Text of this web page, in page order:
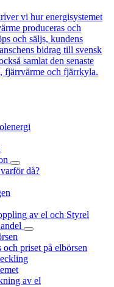
vi hur energisystemet
produceras och
och säljs, kundens
bidrag till svensk
samlat den senaste
fjärrvärme och fjärrkyla.
då?
av el och Styrel
priset på elbörsen
av el